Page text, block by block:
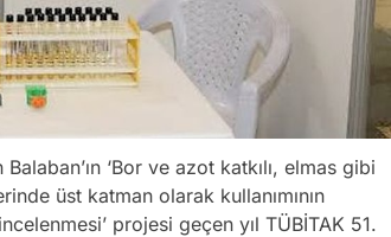
‘Bor ve azot katkılı, elmas gibi
üst katman olarak kullanımının
projesi geçen yıl TÜBİTAK 51.